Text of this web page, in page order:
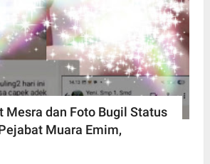
Mesra dan Foto Bugil Status
Muara Emim,